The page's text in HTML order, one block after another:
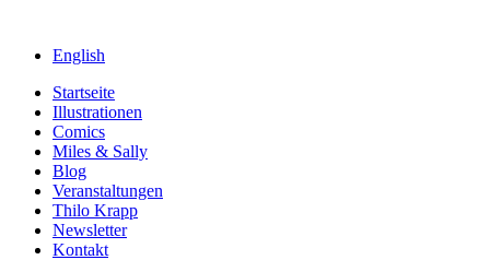
English
Startseite
Illustrationen
Comics
Miles & Sally
Blog
Veranstaltungen
Thilo Krapp
Newsletter
Kontakt